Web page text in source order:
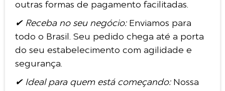
outras formas de pagamento facilitadas.
✔ Receba no seu negócio:Enviamos para
todo o Brasil. Seu pedido chega até a porta
do seu estabelecimento com agilidade e
segurança.
✔ Ideal para quem está começando:Nossa